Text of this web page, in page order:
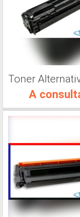
A